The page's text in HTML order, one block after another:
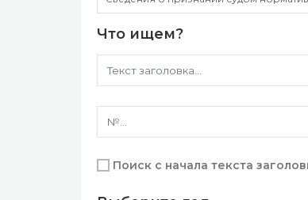
Что ищем?
Поиск с начала текста